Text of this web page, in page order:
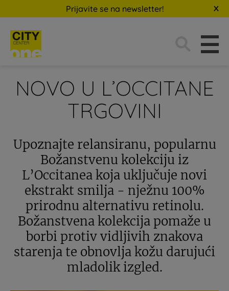
Prijavite se na newsletter!
NOVO U L’OCCITANE
TRGOVINI
Upoznajte relansiranu, popularnu
Božanstvenu kolekciju iz
L’Occitanea koja uključuje novi
ekstrakt smilja - nježnu 100%
prirodnu alternativu retinolu.
Božanstvena kolekcija pomaže u
borbi protiv vidljivih znakova
starenja te obnovlja kožu darujući
mladolik izgled.